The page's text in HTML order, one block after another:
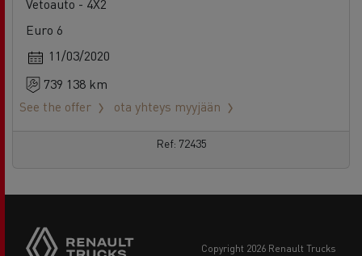
Vetoauto - 4X2
Euro 6
11/03/2020
739 138 km
See the offer
ota yhteys myyjään
Ref: 72435
copyright 2026 Renault Trucks